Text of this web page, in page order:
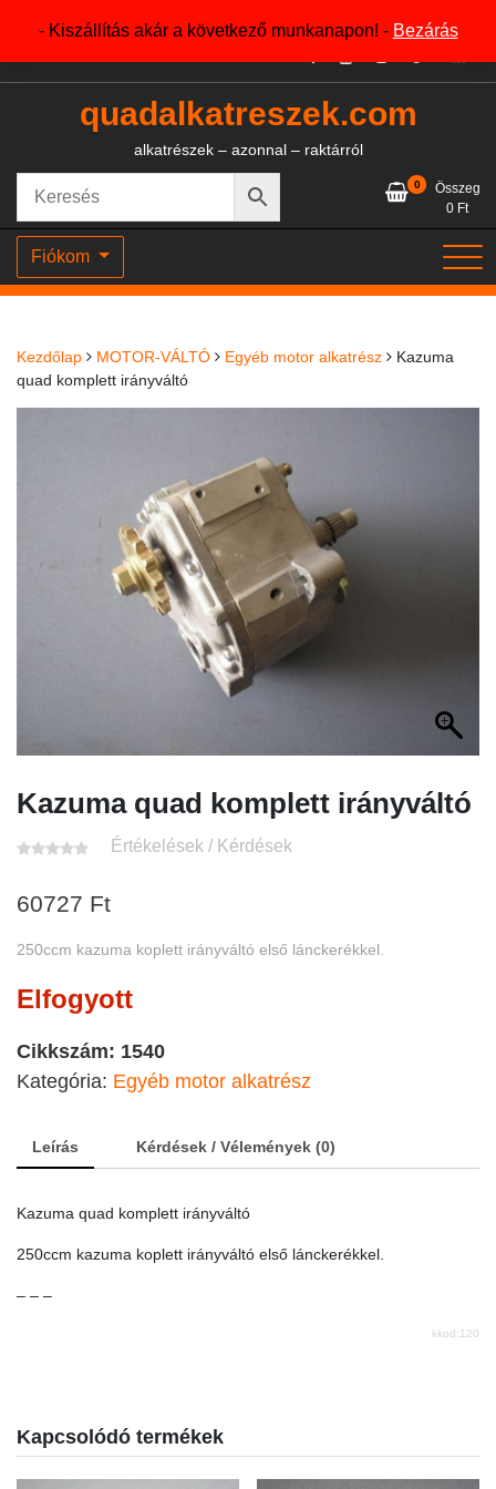
- Kiszállítás akár a következő munkanapon! - Bezárás
+36204327386
quadalkatreszek.com
alkatrészek – azonnal – raktárról
0
Összeg
0 Ft
Fiókom
Kezdőlap MOTOR-VÁLTÓ Egyéb motor alkatrész
Kazuma
quad komplett irányváltó
Kazuma quad komplett irányváltó
Értékelések / Kérdések
60727 Ft
250ccm kazuma koplett irányváltó első lánckerékkel.
Elfogyott
Cikkszám: 1540
Kategória: Egyéb motor alkatrész
Leírás Kérdések / Vélemények (0)
Kazuma quad komplett irányváltó
250ccm kazuma koplett irányváltó első lánckerékkel.
– – –
kkod:120
Kapcsolódó termékek